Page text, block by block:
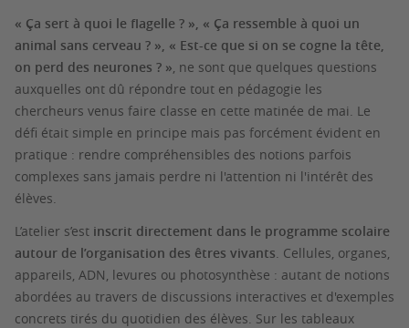
« Ça sert à quoi le flagelle ? », « Ça ressemble à quoi un
animal sans cerveau ? », « Est-ce que si on se cogne la tête,
on perd des neurones ? » , ne sont que quelques questions
auxquelles ont dû répondre tout en pédagogie les
chercheurs venus faire classe en cette matinée de mai. Le
défi était simple en principe mais pas forcément évident en
pratique : rendre compréhensibles des notions parfois
complexes sans jamais perdre ni l'attention ni l'intérêt des
élèves.
L’atelier s’est inscrit directement dans le programme scolaire
autour de l’organisation des êtres vivants . Cellules, organes,
appareils, ADN, levures ou photosynthèse : autant de notions
abordées au travers de discussions interactives et d'exemples
concrets tirés du quotidien des élèves. Sur les tableaux